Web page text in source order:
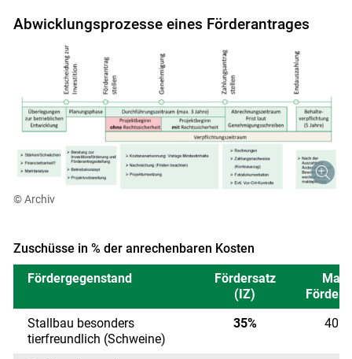
Skip to main content
Abwicklungsprozesse eines Förderantrages
© Archiv
Zuschüsse in % der anrechenbaren Kosten
Fördergegenstand
Fördersatz
(IZ)
Max.
Stallbau besonders
tierfreundlich (Schweine)
35% 40%